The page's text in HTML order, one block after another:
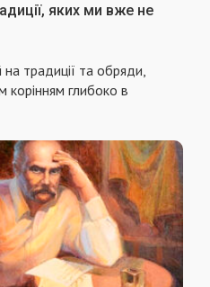
яких ми вже не
традиції та обряди,
корінням глибоко в